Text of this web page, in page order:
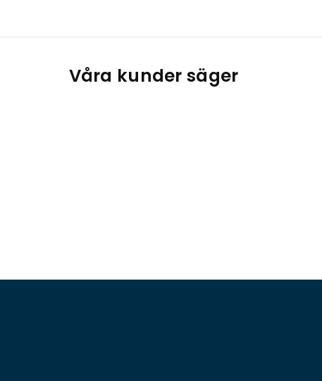
Våra kunder säger